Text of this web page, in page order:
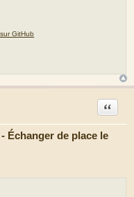
GitHub
Échanger de place le
Citation